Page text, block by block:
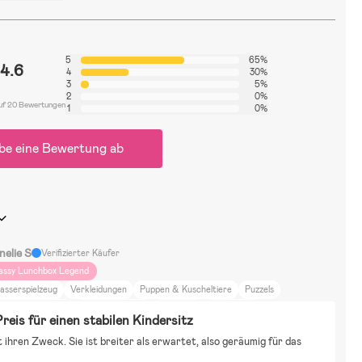
4.6
20 Bewertungen
5
65%
4
30%
3
5%
2
0%
1
0%
eine Bewertung ab
S
Verifizierter Käufer
Lunchbox Legend
Verkleidungen Puppen & Kuscheltiere
Puzzels
Babblarna Arne Alligator Bluey
Lilo und Stitch
Disney Der König der Löwen
Wohnung
für einen stabilen Kindersitz
ihren Zweck. Sie ist breiter als erwartet, also geräumig für das